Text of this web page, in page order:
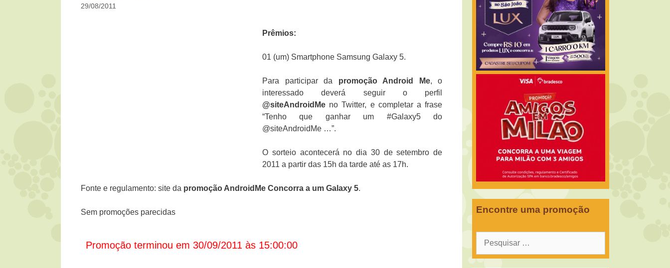
29/08/2011
Prêmios:
01 (um) Smartphone Samsung Galaxy 5.
Para participar da promoção Android Me, o
interessado deverá seguir o perfil
@siteAndroidMe no Twitter, e completar a frase
“Tenho que ganhar um #Galaxy5 do
@siteAndroidMe …”.
O sorteio acontecerá no dia 30 de setembro de
2011 a partir das 15h da tarde até as 17h.
Fonte e regulamento: site da promoção AndroidMe Concorra a um Galaxy 5.
Sem promoções parecidas
Promoção terminou em 30/09/2011 às 15:00:00
Encontre uma promoção
Pesquisar